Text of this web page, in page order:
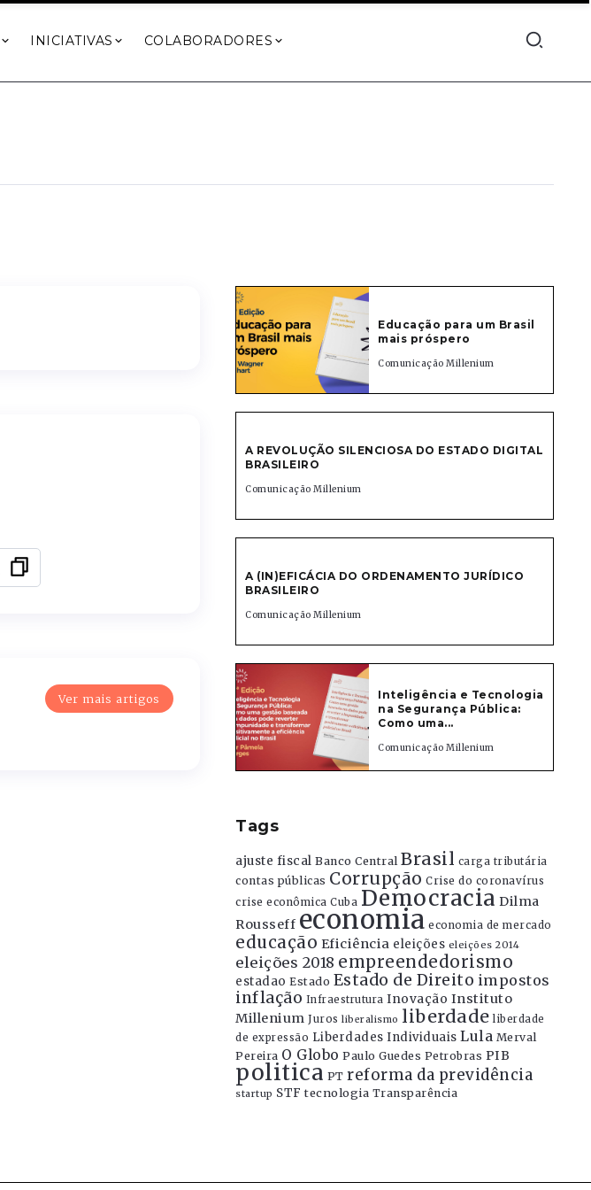
INICIATIVAS COLABORADORES
Ver mais artigos
Educação para um Brasil
mais próspero
Comunicação Millenium
A REVOLUÇÃO SILENCIOSA DO ESTADO DIGITAL
BRASILEIRO
Comunicação Millenium
A (IN)EFICÁCIA DO ORDENAMENTO JURÍDICO
BRASILEIRO
Comunicação Millenium
Inteligência e Tecnologia
na Segurança Pública:
Como uma...
Comunicação Millenium
Tags
ajuste fiscal Banco Central Brasil carga tributária
contas públicas Corrupção Crise do coronavírus
crise econômica Cuba Democracia Dilma
Rousseff economia economia de mercado
educação Eficiência eleições eleições 2014
eleições 2018 empreendedorismo
estadao Estado Estado de Direito impostos
inflação Infraestrutura Inovação Instituto
Millenium Juros liberalismo liberdade liberdade
de expressão Liberdades Individuais Lula Merval
Pereira O Globo Paulo Guedes Petrobras PIB
politica PT reforma da previdência
startup STF tecnologia Transparência